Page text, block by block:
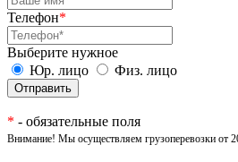
Телефон*
Выберите нужное
Юр. лицо
Физ. лицо
* - обязательные поля
Внимание! Мы осуществляем грузоперевозки от